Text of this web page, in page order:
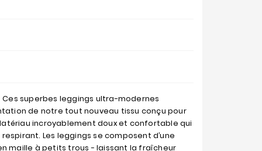
Ces superbes leggings ultra-modernes
de notre tout nouveau tissu conçu pour
incroyablement doux et confortable qui
Les leggings se composent d’une
maille à petits trous - laissant la fraîcheur